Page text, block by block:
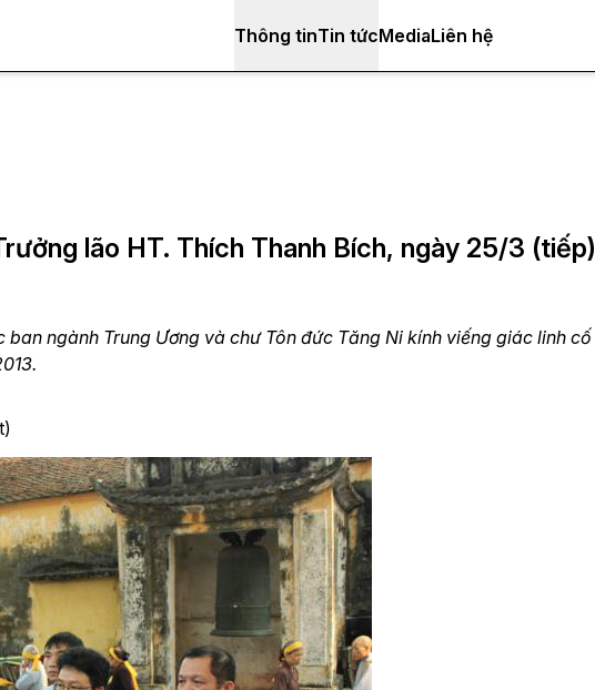
Thông tinTin tứcMediaLiên hệ
lão HT. Thích Thanh Bích, ngày 25/3 (tiếp)
ban ngành Trung Ương và chư Tôn đức Tăng Ni kính viếng giác linh cố